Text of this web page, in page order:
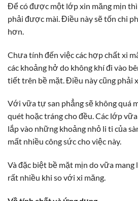
Để có được một lớp xin măng mịn
phải được mài. Điều này sẽ tốn chi
hơn.
Chưa tính đến việc các hợp chất xi
các khoảng hở do không khí đi vào
tiết trên bề mặt. Điều này cũng phải
Với vữa tự san phẳng sẽ không quá
quét hoặc tráng cho đều. Các lớp
lắp vào những khoảng nhỏ li ti của
mất nhiều công sức cho việc này.
Và đặc biệt bề mặt mịn do vữa
rất nhiều khi so với xi măng.